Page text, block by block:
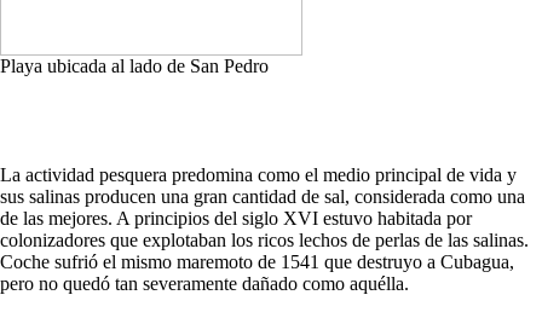
Playa ubicada al lado de San Pedro
La actividad pesquera predomina como el medio principal de vida y
sus salinas producen una gran cantidad de sal, considerada como una
de las mejores. A principios del siglo XVI estuvo habitada por
colonizadores que explotaban los ricos lechos de perlas de las salinas.
Coche sufrió el mismo maremoto de 1541 que destruyo a Cubagua,
pero no quedó tan severamente dañado como aquélla.